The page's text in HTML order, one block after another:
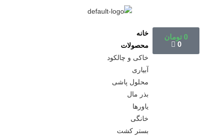
0 تومان
0
خانه
محصولات
خاکی و چالکود
آبیاری
محلول پاشی
بذر مال
یاورها
خانگی
بستر کشت